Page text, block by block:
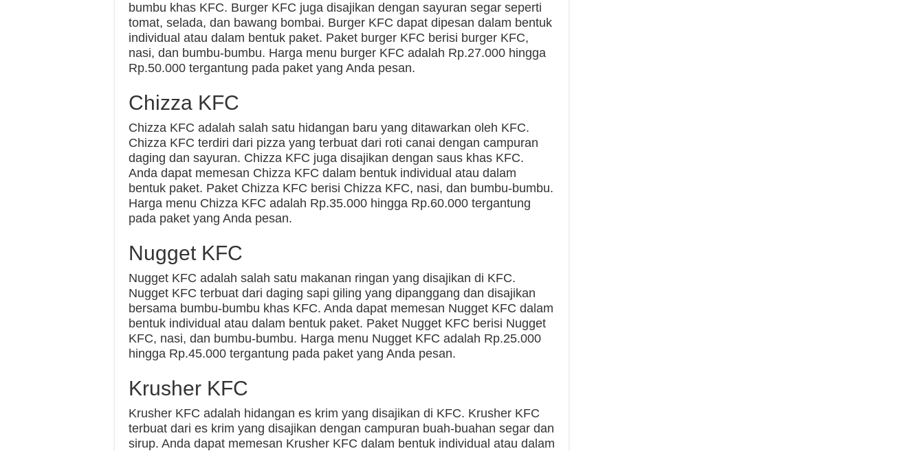
bumbu khas KFC. Burger KFC juga disajikan dengan sayuran segar seperti
tomat, selada, dan bawang bombai. Burger KFC dapat dipesan dalam bentuk
individual atau dalam bentuk paket. Paket burger KFC berisi burger KFC,
nasi, dan bumbu-bumbu. Harga menu burger KFC adalah Rp.27.000 hingga
Rp.50.000 tergantung pada paket yang Anda pesan.
Chizza KFC
Chizza KFC adalah salah satu hidangan baru yang ditawarkan oleh KFC.
Chizza KFC terdiri dari pizza yang terbuat dari roti canai dengan campuran
daging dan sayuran. Chizza KFC juga disajikan dengan saus khas KFC.
Anda dapat memesan Chizza KFC dalam bentuk individual atau dalam
bentuk paket. Paket Chizza KFC berisi Chizza KFC, nasi, dan bumbu-bumbu.
Harga menu Chizza KFC adalah Rp.35.000 hingga Rp.60.000 tergantung
pada paket yang Anda pesan.
Nugget KFC
Nugget KFC adalah salah satu makanan ringan yang disajikan di KFC.
Nugget KFC terbuat dari daging sapi giling yang dipanggang dan disajikan
bersama bumbu-bumbu khas KFC. Anda dapat memesan Nugget KFC dalam
bentuk individual atau dalam bentuk paket. Paket Nugget KFC berisi Nugget
KFC, nasi, dan bumbu-bumbu. Harga menu Nugget KFC adalah Rp.25.000
hingga Rp.45.000 tergantung pada paket yang Anda pesan.
Krusher KFC
Krusher KFC adalah hidangan es krim yang disajikan di KFC. Krusher KFC
terbuat dari es krim yang disajikan dengan campuran buah-buahan segar dan
sirup. Anda dapat memesan Krusher KFC dalam bentuk individual atau dalam